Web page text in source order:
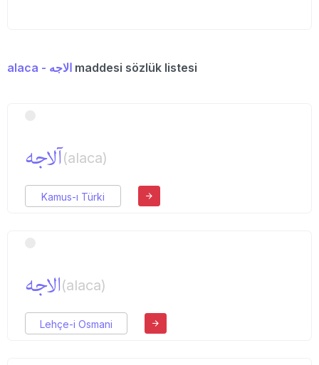
alaca - الاجه maddesi sözlük listesi
آلاجه(alaca)
Kamus-ı Türki
الاجه(alaca)
Lehçe-i Osmani